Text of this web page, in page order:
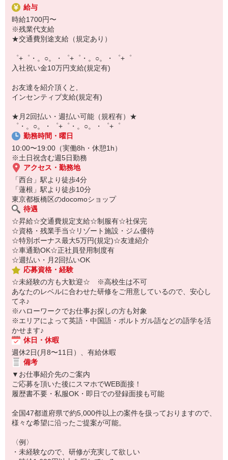
▼工場・製造・軽作業系
機械/食品製造・梱包・仕分け・加工・組立・検査
▼美容系
眉毛サロンのアイブロウ・ネイリスト・エステ
▼営業・販売
法人営業・アパレル販売・個別指導塾・人材紹介
▼人気案件も多数♪
短期・期間限定・オープニング・官公庁案件
上場/優良/大手企業など
【スマホ面接実施中】
￣￣￣￣￣￣￣￣￣
自宅に居ながらスマホでカンタン面接OK！
オンライン面談なのでスピード対応。
docomo(ドコモ)/au(エーユー)・KDDI/softbank(ソフトバンク)など
の大手キャリアから
ワイモバイル(Y!mobille)、楽天モバイル、UQなど格安スマホまで幅
広く紹介可能♪
給与
時給1700円〜
※残業代支給
★交通費別途支給（規定あり）
゜+゜・。○。・゜+゜・。○。・゜+゜
入社祝い金10万円支給(規定有)
お友達を紹介頂くと,
インセンティブ支給(規定有)
★月2回払い・週払い可能（規程有）★
゜・。○。・゜+゜・。○。・゜+゜
勤務時間・曜日
10:00〜19:00（実働8h・休憩1h）
※土日祝含む週5日勤務
アクセス・勤務地
「西台」駅より徒歩4分
「蓮根」駅より徒歩10分
東京都板橋区のdocomoショップ
待遇
☆昇給☆交通費規定支給☆制服有☆社保完
☆資格・残業手当☆リゾート施設・ジム優待
☆特別ボーナス最大5万円(規定)☆友達紹介
☆車通勤OK☆正社員登用制度有
☆週払い・月2回払いOK
応募資格・経験
☆未経験の方も大歓迎☆ ※高校生は不可
あなたのレベルに合わせた研修をご用意しているので、安心し
てネ♪
※ハローワークでお仕事お探しの方も対象
※エリアによって英語・中国語・ポルトガル語などの語学を活
かせます♪
休日・休暇
週休2日(月8〜11日）、有給休暇
備考
▼お仕事紹介先のご案内
ご応募を頂いた後にスマホでWEB面接！
履歴書不要・私服OK・即日での登録面接も可能
全国47都道府県で約5,000件以上の案件を扱っておりますので、
様々な希望に沿ったご提案が可能。
〈例〉
・未経験なので、研修が充実して欲しい